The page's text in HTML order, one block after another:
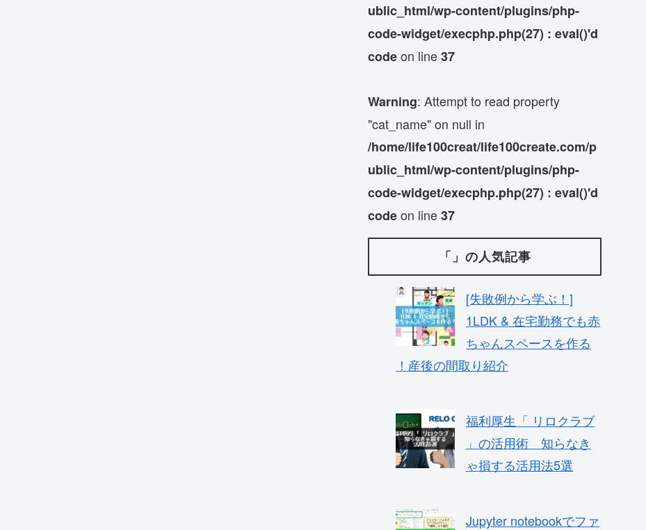
ublic_html/wp-content/plugins/php-
code-widget/execphp.php(27) : eval()'d
codeon line37
Warning: Attempt to read property
"cat_name" on null in
/home/life100creat/life100create.com/p
ublic_html/wp-content/plugins/php-
code-widget/execphp.php(27) : eval()'d
codeon line37
「」の人気記事
[失敗例から学ぶ！]
1LDK & 在宅勤務でも赤
ちゃんスペースを作る
！産後の間取り紹介
福利厚生「 リロクラブ
」の活用術 知らなき
ゃ損する活用法5選
Jupyter notebookでファ